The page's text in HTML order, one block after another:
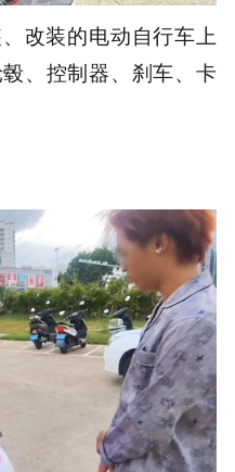
改装的电动自行车上
、控制器、刹车、卡